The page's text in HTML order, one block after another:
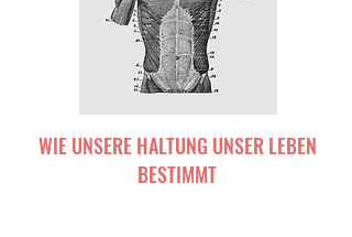
WIE UNSERE HALTUNG UNSER LEBEN
BESTIMMT